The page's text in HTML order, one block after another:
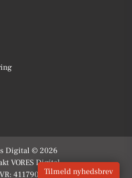
Digital © 2026
VORES Digital
41179082Tilmeld nyhedsbrev